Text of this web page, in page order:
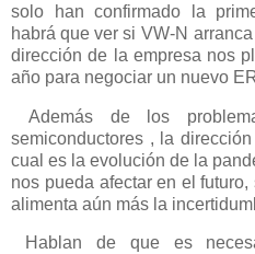
solo
han confirmado la
habrá que ver si VW-N
dirección de la empresa nos
año para negociar un nuevo
Además de los
semiconductores , la dirección
cual es la evolución de la
nos pueda afectar en el
alimenta aún más la
Hablan de que es